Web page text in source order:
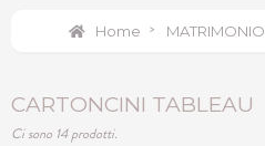
Home > MATRIMONIO
CARTONCINI TABLEAU
Ci sono 14 prodotti.